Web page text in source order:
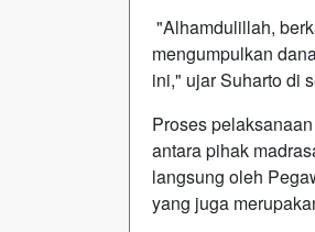
"Alhamdulillah,
mengumpulkan
ini," ujar Suharto di
Proses
antara pihak
langsung oleh
yang juga